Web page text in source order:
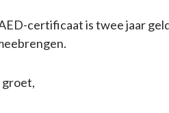
certificaat is twee jaar